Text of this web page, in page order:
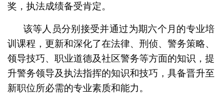
奖，执法成绩备受肯定。
该等人员分别接受并通过为期六个月的专业培
训课程，更新和深化了在法律、刑侦、警务策略、
领导技巧、职业道德及社区警务等方面的知识，提
升警务领导及执法指挥的知识和技巧，具备晋升至
新职位所必需的专业素质和能力。